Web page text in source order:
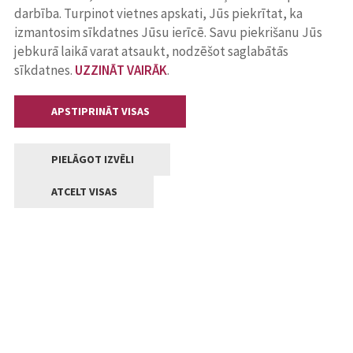
darbība. Turpinot vietnes apskati, Jūs piekrītat, ka
izmantosim sīkdatnes Jūsu ierīcē. Savu piekrišanu Jūs
jebkurā laikā varat atsaukt, nodzēšot saglabātās
sīkdatnes. UZZINĀT VAIRĀK.
APSTIPRINĀT VISAS
PIELĀGOT IZVĒLI
ATCELT VISAS